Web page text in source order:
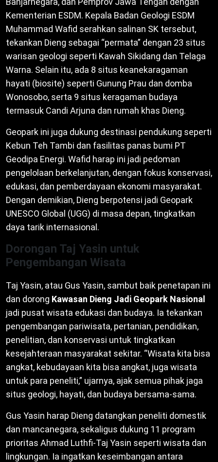
Kementerian ESDM. Kepala Badan Geologi ESDM
Muhammad Wafid serahkan salinan SK tersebut,
tekankan Dieng sebagai “permata” dengan 23 situs
warisan geologi seperti Kawah Sikidang dan Telaga
Warna. Selain itu, ada 8 situs keanekaragaman
hayati (biosite) seperti Gunung Prau dan domba
Wonosobo, serta 9 situs keragaman budaya
termasuk Candi Arjuna dan rumah khas Dieng.
Geopark ini juga dukung destinasi pendukung seperti
Kebun Teh Tambi dan fasilitas panas bumi PT
Geodipa Energi. Wafid harap ini jadi pedoman
pengelolaan berkelanjutan, dengan fokus konservasi,
edukasi, dan pemberdayaan ekonomi masyarakat.
Dengan demikian, Dieng berpotensi jadi Geopark
UNESCO Global (UGG) di masa depan, tingkatkan
daya tarik internasional.
Dorongan Taj Yasin untuk
Pengembangan Wisata
Taj Yasin, atau Gus Yasin, sambut baik penetapan ini
dan dorong Kawasan Dieng Jadi Geopark Nasional
jadi pusat wisata edukasi dan budaya. Ia tekankan
pengembangan pariwisata, pertanian, pendidikan,
penelitian, dan konservasi untuk tingkatkan
kesejahteraan masyarakat sekitar. “Wisata kita bisa
angkat, kebudayaan kita bisa angkat, juga wisata
untuk para peneliti,” ujarnya, ajak semua pihak jaga
situs geologi, hayati, dan budaya bersama-sama.
Gus Yasin harap Dieng datangkan peneliti domestik
dan mancanegara, sekaligus dukung 11 program
prioritas Ahmad Luthfi-Taj Yasin seperti wisata dan
lingkungan. Ia ingatkan keseimbangan antara